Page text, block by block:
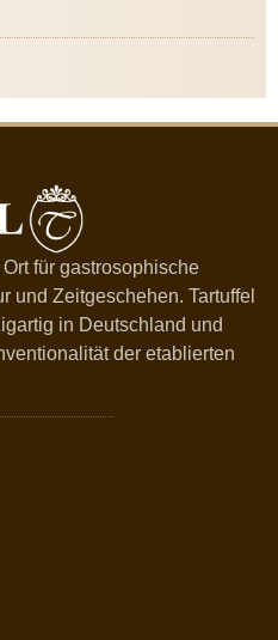
für gastrosophische
und Zeitgeschehen. Tartuffel
in Deutschland und
der etablierten